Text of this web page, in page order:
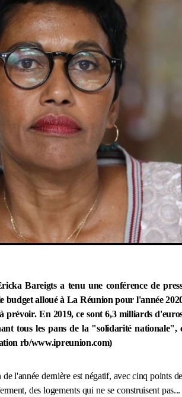
Bareigts a tenu une conférence de
budget alloué à La Réunion pour l'année
prévoir. En 2019, ce sont 6,3 milliards
tous les pans de la "solidarité nationale",
rb/www.ipreunion.com)
l'année dernière est négatif, avec cinq points
des logements qui ne se construisent